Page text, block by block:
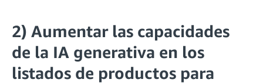
2) Aumentar las capacidades
de la IA generativa en los
listados de productos para